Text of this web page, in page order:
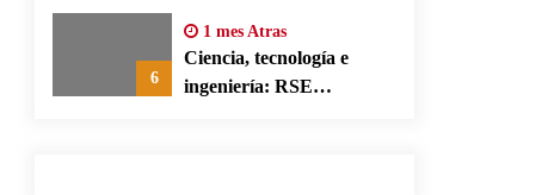
6
1 mes Atras
Ciencia, tecnología e
ingeniería: RSE